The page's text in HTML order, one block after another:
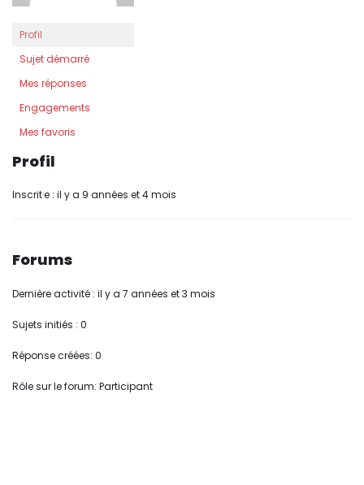
Profil
Sujet démarré
Mes réponses
Engagements
Mes favoris
Profil
Inscrit·e : il y a 9 années et 4 mois
Forums
Dernière activité : il y a 7 années et 3 mois
Sujets initiés : 0
Réponse créées: 0
Rôle sur le forum: Participant